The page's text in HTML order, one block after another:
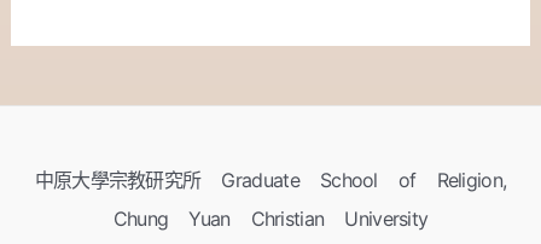
中原大學宗教研究所 Graduate School of Religion,
Chung Yuan Christian University